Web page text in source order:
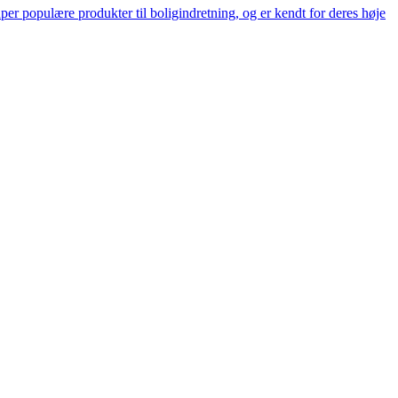
populære produkter til boligindretning, og er kendt for deres høje